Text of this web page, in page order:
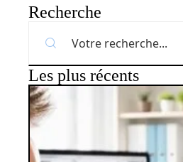
Recherche
Les plus récents